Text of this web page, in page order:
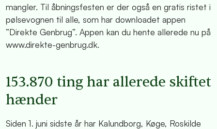
mangler. Til åbningsfesten er der også en gratis ristet i
pølsevognen til alle, som har downloadet appen
”Direkte Genbrug”. Appen kan du hente allerede nu på
www.direkte-genbrug.dk.
153.870 ting har allerede skiftet
hænder
Siden 1. juni sidste år har Kalundborg, Køge, Roskilde